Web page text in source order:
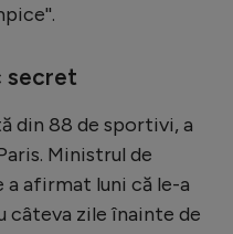
secret
din 88 de sportivi, a
Ministrul de
afirmat luni că le-a
câteva zile înainte de